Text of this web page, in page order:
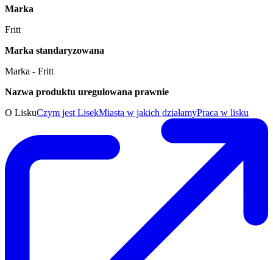
Marka
Fritt
Marka standaryzowana
Marka - Fritt
Nazwa produktu uregulowana prawnie
O LiskuCzym jest LisekMiasta w jakich działamyPraca w lisku